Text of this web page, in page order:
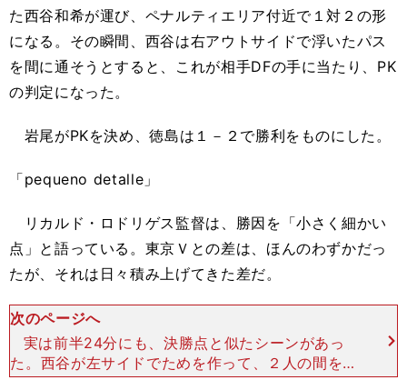
た西谷和希が運び、ペナルティエリア付近で１対２の形
になる。その瞬間、西谷は右アウトサイドで浮いたパス
を間に通そうとすると、これが相手DFの手に当たり、PK
の判定になった。
岩尾がPKを決め、徳島は１－２で勝利をものにした。
「pequeno detalle」
リカルド・ロドリゲス監督は、勝因を「小さく細かい
点」と語っている。東京Ｖとの差は、ほんのわずかだっ
たが、それは日々積み上げてきた差だ。
次のページへ
実は前半24分にも、決勝点と似たシーンがあっ
た。西谷が左サイドでためを作って、２人の間を浮
き球で通し、これを受けた選手の折り返しからネッ